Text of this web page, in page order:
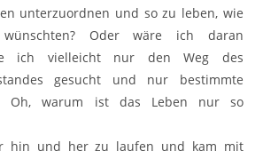
unterzuordnen und so zu leben, wie
Oder wäre ich daran
ich vielleicht nur den Weg des
gesucht und nur bestimmte
Oh, warum ist das Leben nur so
hin und her zu laufen und kam mit